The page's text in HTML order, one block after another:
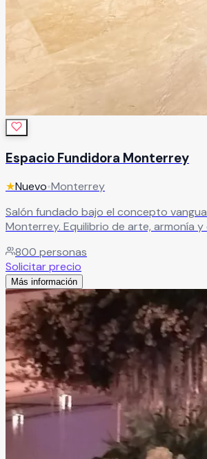
Espacio Fundidora Monterrey
★Nuevo•Monterrey
Salón fundado bajo el concepto
Monterrey. Equilibrio de arte, armonía y
para hasta 800 invitados.
800 personas
Solicitar precio
Más información